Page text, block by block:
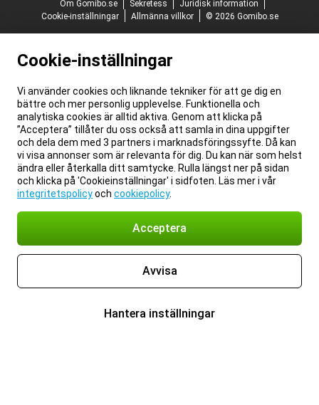
Om Gomibo.se
Sekretess
Juridisk information
Cookie-inställningar
Allmänna villkor © 2026 Gomibo.se
Cookie-inställningar
Vi använder cookies och liknande tekniker för att ge dig en
bättre och mer personlig upplevelse. Funktionella och
analytiska cookies är alltid aktiva. Genom att klicka på
”Acceptera” tillåter du oss också att samla in dina uppgifter
och dela dem med 3 partners i marknadsföringssyfte. Då kan
vi visa annonser som är relevanta för dig. Du kan när som helst
ändra eller återkalla ditt samtycke. Rulla längst ner på sidan
och klicka på 'Cookieinställningar' i sidfoten. Läs mer i vår
integritetspolicyoch cookiepolicy.
Acceptera
Avvisa
Hantera inställningar